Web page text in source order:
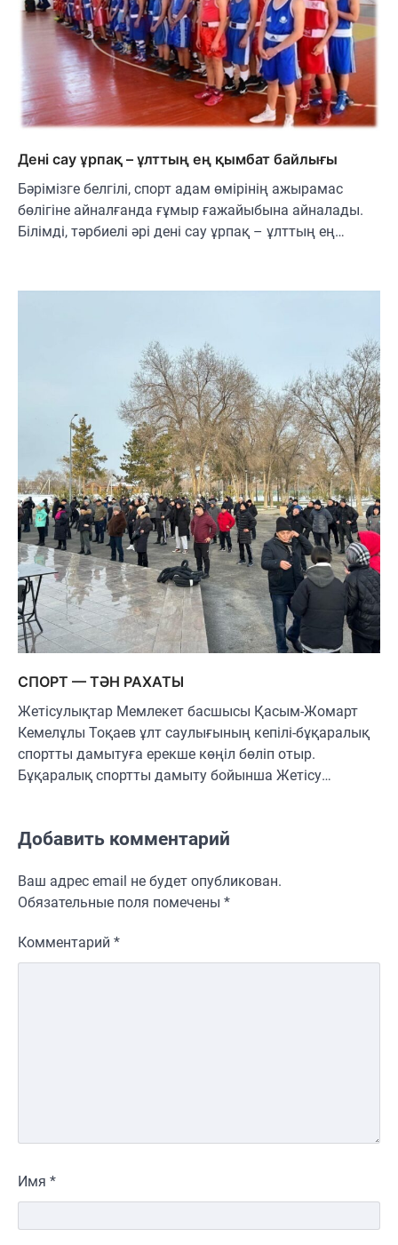
Дені сау ұрпақ – ұлттың ең қымбат байлығы
Бәрімізге белгілі, спорт адам өмірінің ажырамас
бөлігіне айналғанда ғұмыр ғажайыбына айналады.
Білімді, тәрбиелі әрі дені сау ұрпақ – ұлттың ең…
СПОРТ — ТӘН РАХАТЫ
Жетісулықтар Мемлекет басшысы Қасым-Жомарт
Кемелұлы Тоқаев ұлт саулығының кепілі-бұқаралық
спортты дамытуға ерекше көңіл бөліп отыр.
Бұқаралық спортты дамыту бойынша Жетісу…
Добавить комментарий
Ваш адрес email не будет опубликован.
Обязательные поля помечены *
Комментарий *
Имя *